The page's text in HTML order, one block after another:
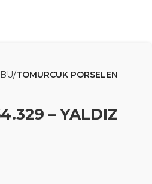
TOMURCUK PORSELEN
– YALDIZ